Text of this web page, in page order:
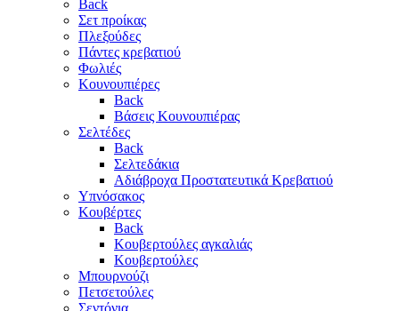
Back
Σετ προίκας
Πλεξούδες
Πάντες κρεβατιού
Φωλιές
Κουνουπιέρες
Back
Βάσεις Κουνουπιέρας
Σελτέδες
Back
Σελτεδάκια
Αδιάβροχα Προστατευτικά Κρεβατιού
Υπνόσακος
Κουβέρτες
Back
Κουβερτούλες αγκαλιάς
Κουβερτούλες
Μπουρνούζι
Πετσετούλες
Σεντόνια